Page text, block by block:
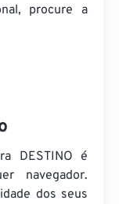
procure a
DESTINO é
navegador.
dos seus